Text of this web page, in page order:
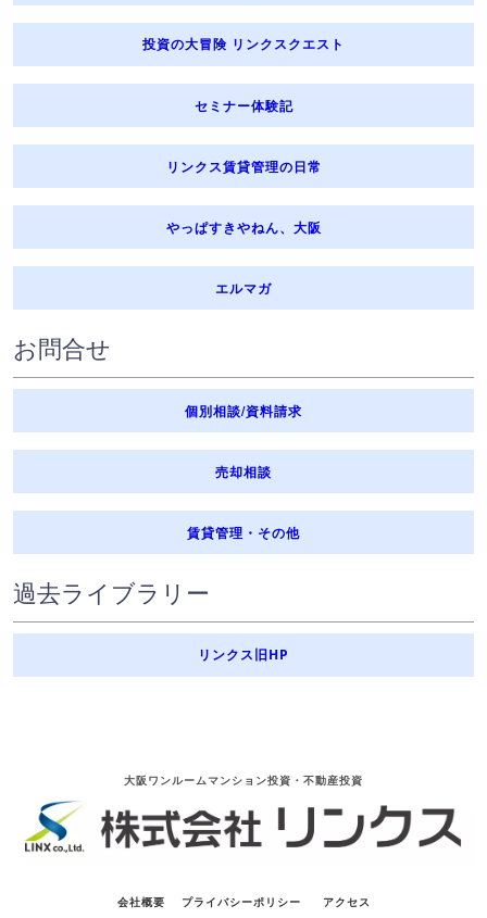
投資の大冒険 リンクスクエスト
セミナー体験記
リンクス賃貸管理の日常
やっぱすきやねん、大阪
エルマガ
お問合せ
個別相談/資料請求
売却相談
賃貸管理・その他
過去ライブラリー
リンクス旧HP
大阪ワンルームマンション投資・不動産投資
会社概要 プライバシーポリシー アクセス